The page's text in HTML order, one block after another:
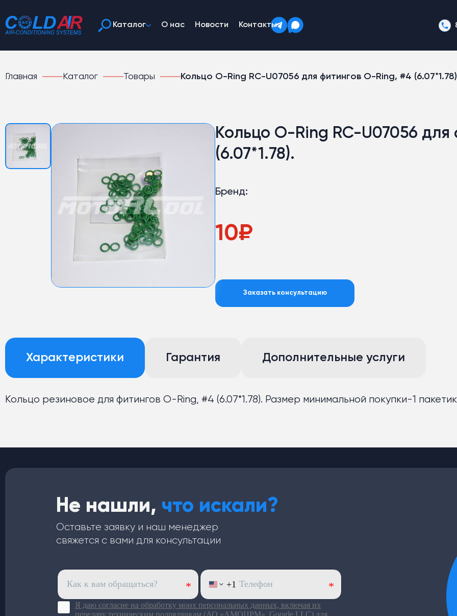
Каталог О нас Новости Контакты
Главная Каталог Товары Кольцо O-Ring RC-U07056 для фитингов O-Ring, #4
Кольцо O-Ring RC-U07056
(6.07*1.78).
Бренд:
10₽
Заказать консультацию
Характеристики Гарантия Дополнительные услуги
Кольцо резиновое для фитингов O-Ring, #4 (6.07*1.78). Размер минимальной покупки-1
Не нашли, что искали?
Оставьте заявку и наш менеджер
свяжется с вами для консультации